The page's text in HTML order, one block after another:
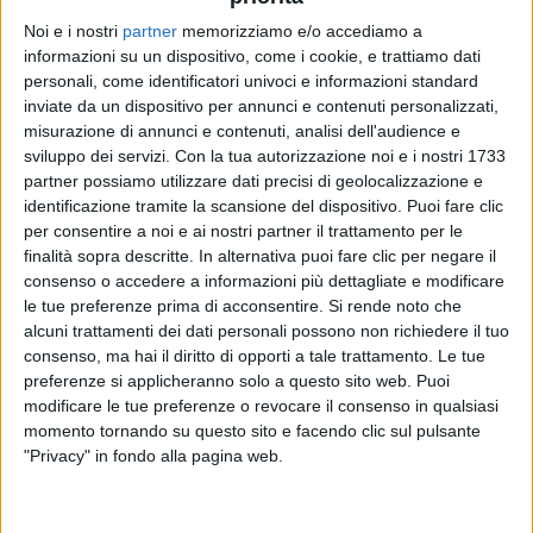
Noi e i nostri partner memorizziamo e/o accediamo a
informazioni su un dispositivo, come i cookie, e trattiamo dati
personali, come identificatori univoci e informazioni standard
inviate da un dispositivo per annunci e contenuti personalizzati,
misurazione di annunci e contenuti, analisi dell'audience e
sviluppo dei servizi. Con la tua autorizzazione noi e i nostri 1733
partner possiamo utilizzare dati precisi di geolocalizzazione e
identificazione tramite la scansione del dispositivo. Puoi fare clic
per consentire a noi e ai nostri partner il trattamento per le
finalità sopra descritte. In alternativa puoi fare clic per negare il
consenso o accedere a informazioni più dettagliate e modificare
le tue preferenze prima di acconsentire. Si rende noto che
alcuni trattamenti dei dati personali possono non richiedere il tuo
consenso, ma hai il diritto di opporti a tale trattamento. Le tue
preferenze si applicheranno solo a questo sito web. Puoi
modificare le tue preferenze o revocare il consenso in qualsiasi
momento tornando su questo sito e facendo clic sul pulsante
"Privacy" in fondo alla pagina web.
SANGIOVANNI
SANREMO ITALIANO 2024
SANGIOVANNI
INTERVISTA
VIDEO 16FOTO
SANGIOVANNI
RADIO ITALIA LIVE
13VIDEO 12FOTO
News correlate